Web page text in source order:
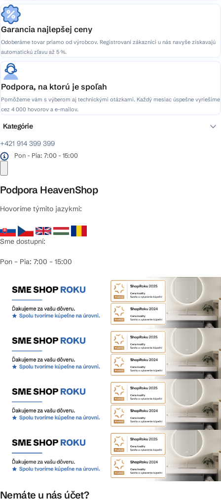
Garancia najlepšej ceny
Odoberáme tovar priamo od výrobcov. Registrovaní zákazníci u nás navyše získavajú
automatickú zľavu až 5 %.
Podpora, na ktorú je spoľah
Pomôžeme vám s výberom aj technickými otázkami. Každý mesiac úspešne vyriešime
cez 4 000 hovorov a e-mailov.
+421 914 399 399
Pon - Pia: 7:00 - 15:00
Podpora HeavenShop
Hovoríme týmito jazykmi:
Sme dostupní:
Pon – Pia: 7:00 – 15:00
Nemáte u nás účet?
Kategórie